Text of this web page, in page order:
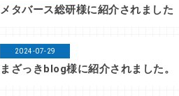
メタバース総研様に紹介されました
2024-07-29
まざっきblog様に紹介されました。